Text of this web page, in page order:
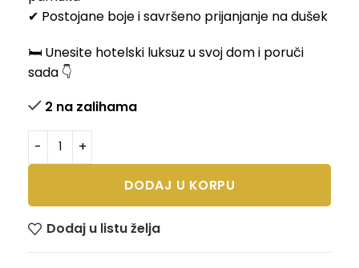
✔ Postojane boje i savršeno prijanjanje na dušek
🛏️ Unesite hotelski luksuz u svoj dom i poruči
sada 👇
2 na zalihama
DODAJ U KORPU
Dodaj u listu želja